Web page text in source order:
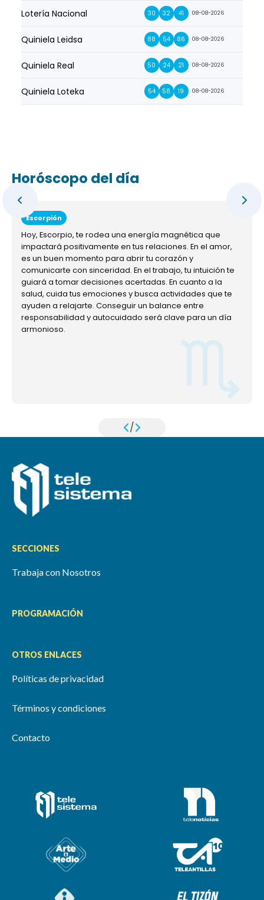
Lotería Nacional 30 32 41 08-08-2026
Quiniela Leidsa 88 54 86 08-08-2026
Quiniela Real 50 24 21 08-08-2026
Quiniela Loteka 54 58 19 08-08-2026
Horóscopo del día
Escorpión
Hoy, Escorpio, te rodea una energía magnética que
impactará positivamente en tus relaciones. En el amor,
es un buen momento para abrir tu corazón y
comunicarte con sinceridad. En el trabajo, tu intuición te
guiará a tomar decisiones acertadas. En cuanto a la
salud, cuida tus emociones y busca actividades que te
ayuden a relajarte. Conseguir un balance entre
responsabilidad y autocuidado será clave para un día
armonioso.
/
SECCIONES
Trabaja con Nosotros
PROGRAMACIÓN
OTROS ENLACES
Políticas de privacidad
Términos y condiciones
Contacto